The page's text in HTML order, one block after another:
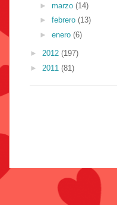
► marzo (14)
► febrero (13)
► enero (6)
► 2012 (197)
► 2011 (81)